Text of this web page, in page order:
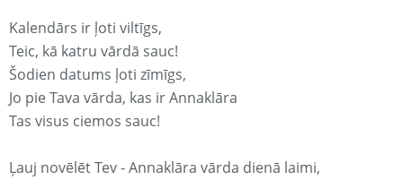
Kalendārs ir ļoti viltīgs,
Teic, kā katru vārdā sauc!
Šodien datums ļoti zīmīgs,
Jo pie Tava vārda, kas ir Annaklāra
Tas visus ciemos sauc!
Ļauj novēlēt Tev - Annaklāra vārda dienā laimi,